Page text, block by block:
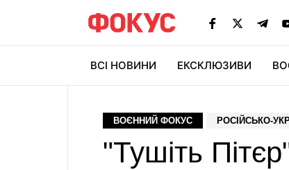
ВСІ НОВИНИ ЕКСКЛЮЗИВИ
ВОЄННИЙ ФОКУС РОСІЙСЬКО-
"Тушіть